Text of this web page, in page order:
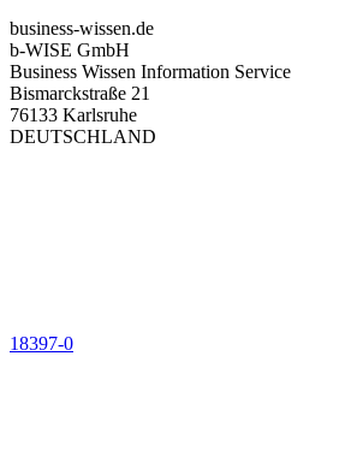
business-wissen.de
b-WISE GmbH
Business Wissen Information Service
Bismarckstraße 21
76133 Karlsruhe
DEUTSCHLAND
18397-0